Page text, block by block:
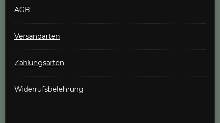
AGB
Versandarten
Zahlungsarten
Widerrufsbelehrung